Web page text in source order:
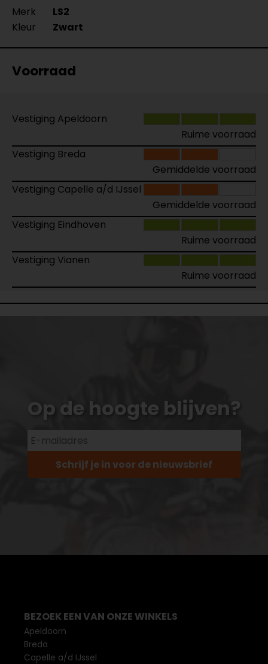
Merk
LS2
Kleur
Zwart
Voorraad
Vestiging Apeldoorn
Ruime voorraad
Vestiging Breda
Gemiddelde voorraad
Vestiging Capelle a/d IJssel
Gemiddelde voorraad
Vestiging Eindhoven
Ruime voorraad
Vestiging Vianen
Ruime voorraad
Op de hoogte blijven?
Schrijf je in voor de nieuwsbrief
BEZOEK EEN VAN ONZE WINKELS
Apeldoorn
Breda
Capelle a/d IJssel